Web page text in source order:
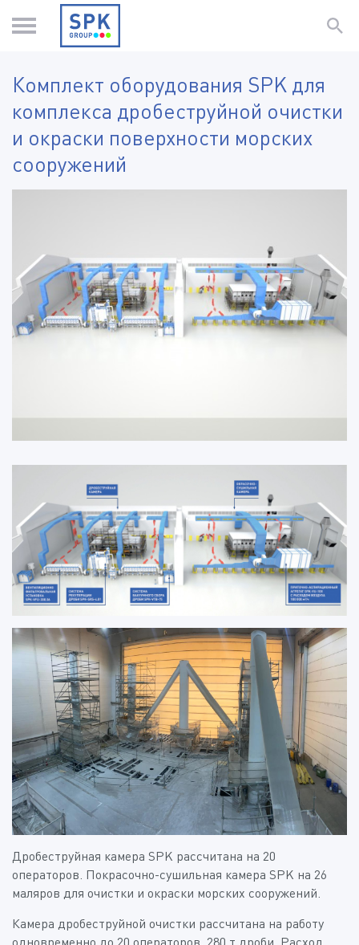
Комплект оборудования SPK для
комплекcа дробеструйной очистки
и окраски поверхности морских
сооружений
Дробеструйная камера SPK рассчитана на 20
операторов. Покрасочно-сушильная камера SPK на 26
маляров для очистки и окраски морских сооружений.
Камера дробеструйной очистки рассчитана на работу
одновременно до 20 операторов. 280 т дроби. Расход